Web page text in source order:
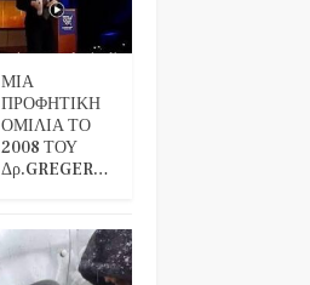
ΜΙΑ
ΠΡΟΦΗΤΙΚΗ
ΟΜΙΛΙΑ ΤΟ
2008 ΤΟΥ
Δρ.GREGER…